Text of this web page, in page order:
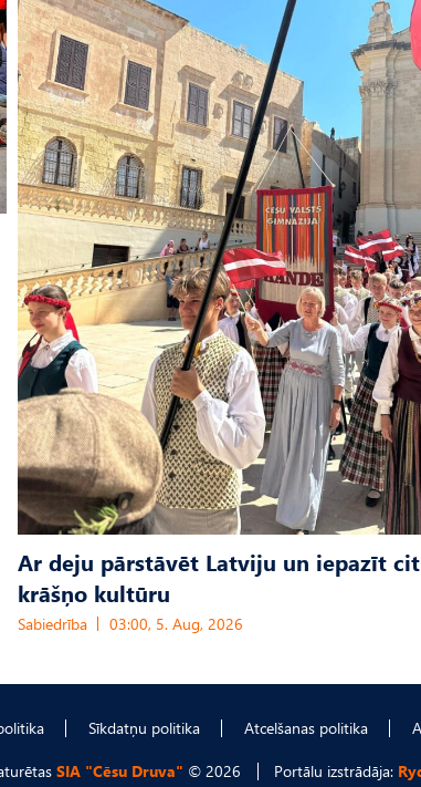
Ar deju pārstāvēt Latviju un iepazīt
krāšņo kultūru
Sabiedrība 03:00, 5. Aug, 2026
Sīkdatņu politika Atcelšanas politika
SIA "Cēsu Druva" © 2026 Portālu izstrādāja: